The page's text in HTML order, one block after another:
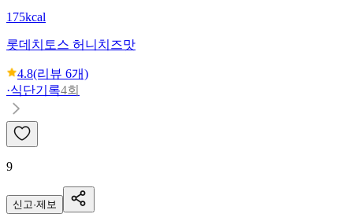
175kcal
롯데 치토스 허니치즈맛
4.8(리뷰 6개)
·식단기록4회
9
신고·제보